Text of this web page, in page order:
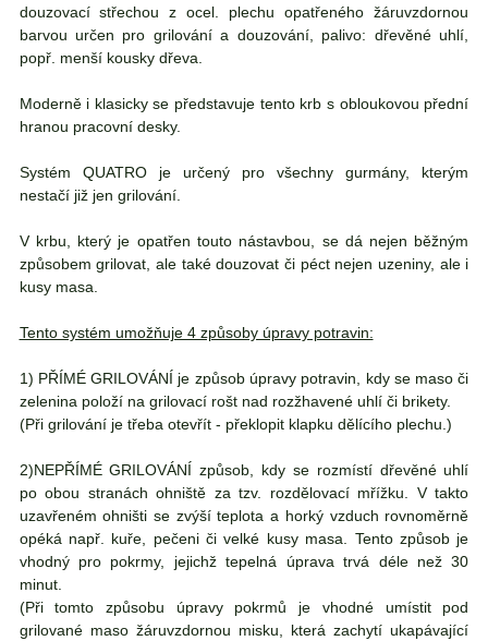
douzovací střechou z ocel. plechu opatřeného žáruvzdornou
barvou určen pro grilování a douzování, palivo: dřevěné uhlí,
popř. menší kousky dřeva.
Moderně i klasicky se představuje tento krb s obloukovou přední
hranou pracovní desky.
Systém QUATRO je určený pro všechny gurmány, kterým
nestačí již jen grilování.
V krbu, který je opatřen touto nástavbou, se dá nejen běžným
způsobem grilovat, ale také douzovat či péct nejen uzeniny, ale i
kusy masa.
Tento systém umožňuje 4 způsoby úpravy potravin:
1) PŘÍMÉ GRILOVÁNÍ je způsob úpravy potravin, kdy se maso či
zelenina položí na grilovací rošt nad rozžhavené uhlí či brikety.
(Při grilování je třeba otevřít - překlopit klapku dělícího plechu.)
2)NEPŘÍMÉ GRILOVÁNÍ způsob, kdy se rozmístí dřevěné uhlí
po obou stranách ohniště za tzv. rozdělovací mřížku. V takto
uzavřeném ohništi se zvýší teplota a horký vzduch rovnoměrně
opéká např. kuře, pečeni či velké kusy masa. Tento způsob je
vhodný pro pokrmy, jejichž tepelná úprava trvá déle než 30
minut.
(Při tomto způsobu úpravy pokrmů je vhodné umístit pod
grilované maso žáruvzdornou misku, která zachytí ukapávající